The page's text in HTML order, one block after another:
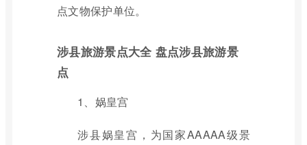
点文物保护单位。
涉县旅游景点大全 盘点涉县旅游景
点
1、娲皇宫
涉县娲皇宫，为国家AAAAA级景